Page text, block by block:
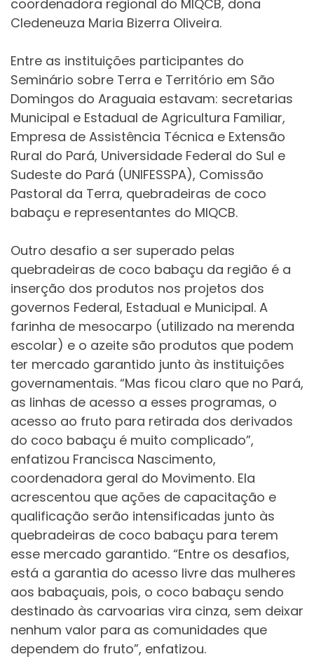
coordenadora regional do MIQCB, dona
Cledeneuza Maria Bizerra Oliveira.
Entre as instituições participantes do
Seminário sobre Terra e Território em São
Domingos do Araguaia estavam: secretarias
Municipal e Estadual de Agricultura Familiar,
Empresa de Assistência Técnica e Extensão
Rural do Pará, Universidade Federal do Sul e
Sudeste do Pará (UNIFESSPA), Comissão
Pastoral da Terra, quebradeiras de coco
babaçu e representantes do MIQCB.
Outro desafio a ser superado pelas
quebradeiras de coco babaçu da região é a
inserção dos produtos nos projetos dos
governos Federal, Estadual e Municipal. A
farinha de mesocarpo (utilizado na merenda
escolar) e o azeite são produtos que podem
ter mercado garantido junto às instituições
governamentais. “Mas ficou claro que no Pará,
as linhas de acesso a esses programas, o
acesso ao fruto para retirada dos derivados
do coco babaçu é muito complicado”,
enfatizou Francisca Nascimento,
coordenadora geral do Movimento. Ela
acrescentou que ações de capacitação e
qualificação serão intensificadas junto às
quebradeiras de coco babaçu para terem
esse mercado garantido. “Entre os desafios,
está a garantia do acesso livre das mulheres
aos babaçuais, pois, o coco babaçu sendo
destinado às carvoarias vira cinza, sem deixar
nenhum valor para as comunidades que
dependem do fruto”, enfatizou.